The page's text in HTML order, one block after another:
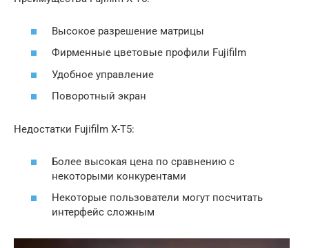
Высокое разрешение матрицы
Фирменные цветовые профили Fujifilm
Удобное управление
Поворотный экран
Недостатки Fujifilm X-T5:
Более высокая цена по сравнению с
некоторыми конкурентами
Некоторые пользователи могут посчитать
интерфейс сложным